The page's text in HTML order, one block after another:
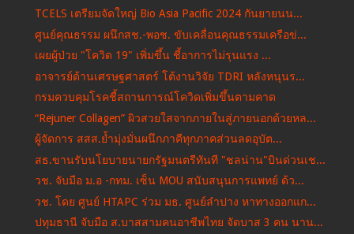
TCELS เตรียมจัดใหญ่ Bio Asia Pacific 2024 กันยายนน...
ศูนย์คุณธรรม ผนึกสช.-พอช. ขับเคลื่อนคุณธรรมเครือข่...
เผยผู้ป่วย "โควิด 19" เพิ่มขึ้น ชี้อาการไม่รุนแรง ...
อาจารย์ด้านเศรษฐศาสตร์ โต้งานวิจัย TDRI หลังหนุนร...
กรมควบคุมโรคชี้สถานการณ์โควิดเพิ่มขึ้นตามคาด
“Rejuner Collagen” ผิวสวยใสจากภายในสู่ภายนอกด้วยหล...
ผู้จัดการ สสส.ย้ำมุ่งมั่นผนึกภาคีทุกภาคส่วนลดอุบัต...
สธ.ขานรับนโยบายนายกรัฐมนตรีทันที "ชลน่าน"บินด่วนเช...
วช. จับมือ ม.อ -กทม. เซ็น MOU สนับสนุนการแพทย์ ด้ว...
วช. โดย ศูนย์ HTAPC ร่วม มธ. ศูนย์ลำปาง หาทางออกแก...
ปทุมธานี จับมือ ส.บาสสามคนอาชีพไทย จัดบาส 3 คน นาน...